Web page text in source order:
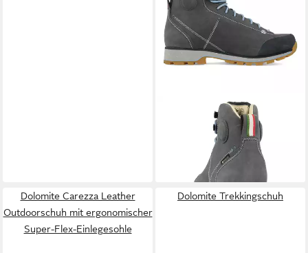
Dolomite
Cinquantaquattro W's 54 High
Fg Evo GTX Damen Blue
Outdoorschuh
UVP 219,95 €
Dolomite Carezza Leather
Outdoorschuh mit ergonomischer
Super-Flex-Einlegesohle
Dolomite Trekkingschuh